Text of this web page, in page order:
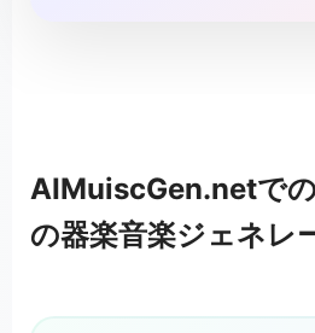
AIMuiscGen.netで
の器楽音楽ジェネレ